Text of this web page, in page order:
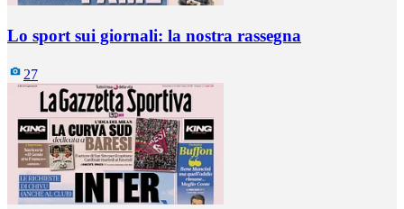
Lo sport sui giornali: la nostra rassegna
27